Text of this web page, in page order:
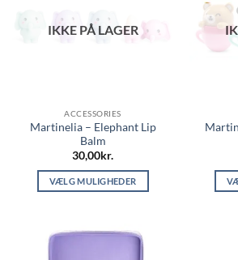
IKKE PÅ LAGER
ACCESSORIES
Martinelia – Elephant Lip
Balm
30,00kr.
VÆLG MULIGHEDER
har